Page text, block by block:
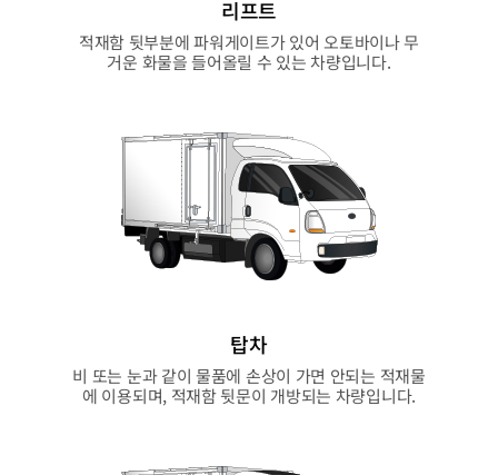
리프트
적재함 뒷부분에 파워게이트가 있어 오토바이나 무
거운 화물을 들어올릴 수 있는 차량입니다.
탑차
비 또는 눈과 같이 물품에 손상이 가면 안되는 적재물
에 이용되며, 적재함 뒷문이 개방되는 차량입니다.